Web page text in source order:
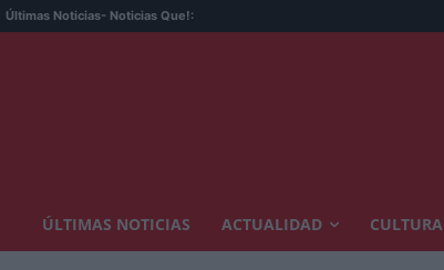
Últimas Noticias- Noticias Que!:
ÚLTIMAS NOTICIAS ACTUALIDAD CULTURA